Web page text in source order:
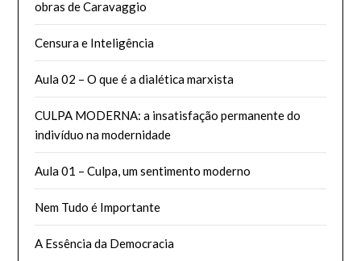
obras de Caravaggio
Censura e Inteligência
Aula 02 – O que é a dialética marxista
CULPA MODERNA: a insatisfação permanente do
indivíduo na modernidade
Aula 01 – Culpa, um sentimento moderno
Nem Tudo é Importante
A Essência da Democracia